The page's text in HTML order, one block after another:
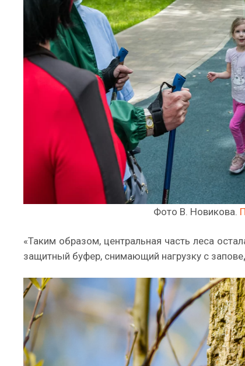
Фото В. Новикова.
«Таким образом, центральная часть леса
защитный буфер, снимающий нагрузку с